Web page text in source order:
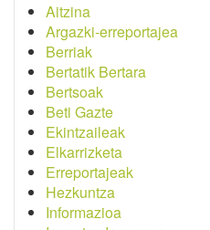
Aitzina
Argazki-erreportajea
Berriak
Bertatik Bertara
Bertsoak
Beti Gazte
Ekintzaileak
Elkarrizketa
Erreportajeak
Hezkuntza
Informazioa